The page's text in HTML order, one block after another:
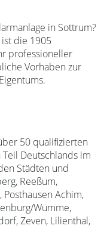
in Sottrum?
die 1905
professioneller
Vorhaben zur
50 qualifizierten
Deutschlands im
Städten und
Reeßum,
Achim,
Wümme,
Zeven, Lilienthal,